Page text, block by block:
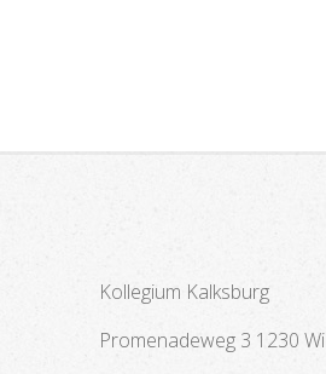
Kollegium Kalksburg
Promenadeweg 3 1230